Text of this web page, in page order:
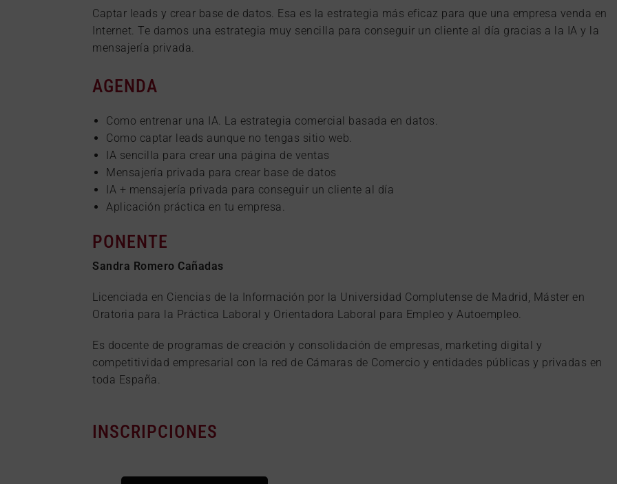
Captar leads y crear base de datos. Esa es la estrategia más eficaz para que una empresa venda en
Internet. Te damos una estrategia muy sencilla para conseguir un cliente al día gracias a la IA y la
mensajería privada.
AGENDA
Como entrenar una IA. La estrategia comercial basada en datos.
Como captar leads aunque no tengas sitio web.
IA sencilla para crear una página de ventas
Mensajería privada para crear base de datos
IA + mensajería privada para conseguir un cliente al día
Aplicación práctica en tu empresa.
PONENTE
Sandra Romero Cañadas
Licenciada en Ciencias de la Información por la Universidad Complutense de Madrid, Máster en
Oratoria para la Práctica Laboral y Orientadora Laboral para Empleo y Autoempleo.
Es docente de programas de creación y consolidación de empresas, marketing digital y
competitividad empresarial con la red de Cámaras de Comercio y entidades públicas y privadas en
toda España.
INSCRIPCIONES